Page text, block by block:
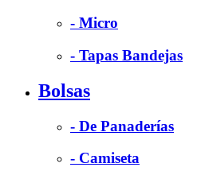
- Micro
- Tapas Bandejas
Bolsas
- De Panaderías
- Camiseta